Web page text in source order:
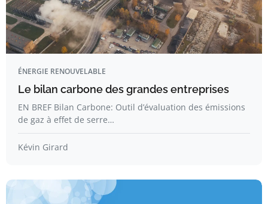
ÉNERGIE RENOUVELABLE
Le bilan carbone des grandes entreprises
EN BREF Bilan Carbone: Outil d’évaluation des émissions
de gaz à effet de serre…
Kévin Girard